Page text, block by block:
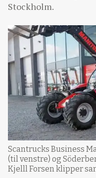
Stockholm.
Scantrucks Business
(til venstre) og
Kjelll Forsen klipper